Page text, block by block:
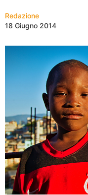
Redazione
18 Giugno 2014